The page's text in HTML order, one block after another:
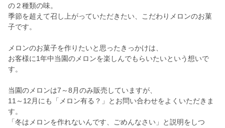
の２種類の味。
季節を超えて召し上がっていただきたい、こだわりメロンのお菓
子です。
メロンのお菓子を作りたいと思ったきっかけは、
お客様に1年中当園のメロンを楽しんでもらいたいという想いで
す。
当園のメロンは7～8月のみ販売していますが、
11～12月にも「メロン有る？」とお問い合わせをよくいただきま
す。
「冬はメロンを作れないんです、ごめんなさい」と説明をしつ